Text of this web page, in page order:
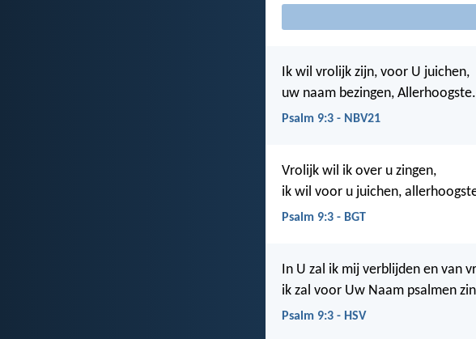
Ik wil vrolijk zijn, voor U juichen,
uw naam bezingen, Allerhoogste.
Psalm 9:3 - NBV21
Vrolijk wil ik over u zingen,
ik wil voor u juichen,
Psalm 9:3 - BGT
In U zal ik mij verblijden en van
ik zal voor Uw Naam psalmen
Psalm 9:3 - HSV